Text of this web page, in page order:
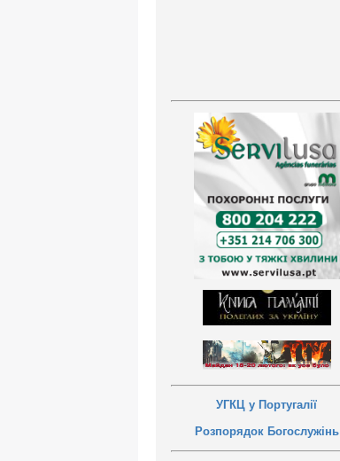
УГКЦ у Португалії
Розпорядок Богослужінь